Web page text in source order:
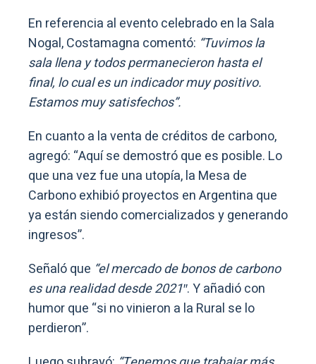
En referencia al evento celebrado en la Sala
Nogal, Costamagna comentó: “Tuvimos la
sala llena y todos permanecieron hasta el
final, lo cual es un indicador muy positivo.
Estamos muy satisfechos”.
En cuanto a la venta de créditos de carbono,
agregó: “Aquí se demostró que es posible. Lo
que una vez fue una utopía, la Mesa de
Carbono exhibió proyectos en Argentina que
ya están siendo comercializados y generando
ingresos”.
Señaló que “el mercado de bonos de carbono
es una realidad desde 2021″. Y añadió con
humor que “si no vinieron a la Rural se lo
perdieron”.